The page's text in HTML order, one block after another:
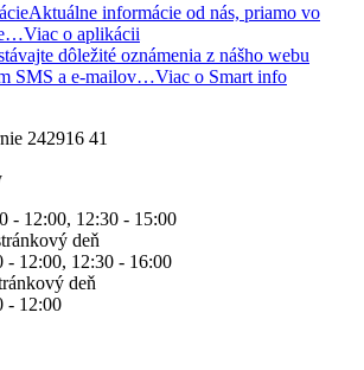
Aktuálne informácie od nás, priamo vo
Viac o aplikácii
dôležité oznámenia z nášho webu
SMS a e-mailov…Viac o Smart info
242916 41
- 12:00, 12:30 - 15:00
deň
12:30 - 16:00
deň
12:00